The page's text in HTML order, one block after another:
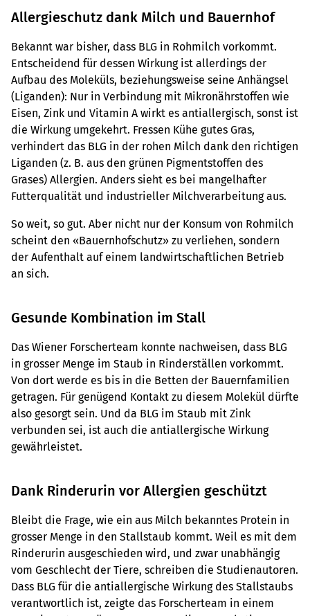
Allergieschutz dank Milch und Bauernhof
Bekannt war bisher, dass BLG in Rohmilch vorkommt.
Entscheidend für dessen Wirkung ist allerdings der
Aufbau des Moleküls, beziehungsweise seine Anhängsel
(Liganden): Nur in Verbindung mit Mikronährstoffen wie
Eisen, Zink und Vitamin A wirkt es antiallergisch, sonst ist
die Wirkung umgekehrt. Fressen Kühe gutes Gras,
verhindert das BLG in der rohen Milch dank den richtigen
Liganden (z. B. aus den grünen Pigmentstoffen des
Grases) Allergien. Anders sieht es bei mangelhafter
Futterqualität und industrieller Milchverarbeitung aus.
So weit, so gut. Aber nicht nur der Konsum von Rohmilch
scheint den «Bauernhofschutz» zu verliehen, sondern
der Aufenthalt auf einem landwirtschaftlichen Betrieb
an sich.
Gesunde Kombination im Stall
Das Wiener Forscherteam konnte nachweisen, dass BLG
in grosser Menge im Staub in Rinderställen vorkommt.
Von dort werde es bis in die Betten der Bauernfamilien
getragen. Für genügend Kontakt zu diesem Molekül dürfte
also gesorgt sein. Und da BLG im Staub mit Zink
verbunden sei, ist auch die antiallergische Wirkung
gewährleistet.
Dank Rinderurin vor Allergien geschützt
Bleibt die Frage, wie ein aus Milch bekanntes Protein in
grosser Menge in den Stallstaub kommt. Weil es mit dem
Rinderurin ausgeschieden wird, und zwar unabhängig
vom Geschlecht der Tiere, schreiben die Studienautoren.
Dass BLG für die antiallergische Wirkung des Stallstaubs
verantwortlich ist, zeigte das Forscherteam in einem